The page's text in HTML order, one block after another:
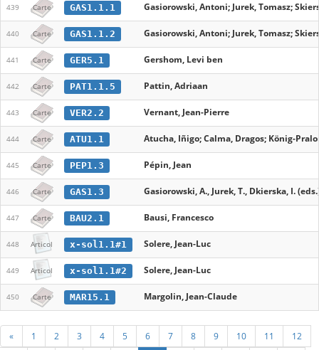
439 Carte GAS1.1.1 Gasiorowski, Antoni; Jurek, Tomasz;
440 Carte GAS1.1.2 Gasiorowski, Antoni; Jurek, Tomasz;
441 Carte GER5.1 Gershom, Levi ben
442 Carte PAT1.1.5 Pattin, Adriaan
443 Carte VER2.2 Vernant, Jean-Pierre
444 Carte ATU1.1 Atucha, Iñigo; Calma, Dragos; König-
445 Carte PEP1.3 Pépin, Jean
446 Carte GAS1.3 Gasiorowski, A., Jurek, T., Dkierska, I.
447 Carte BAU2.1 Bausi, Francesco
448 Articol x-sol1.1#1 Solere, Jean-Luc
449 Articol x-sol1.1#2 Solere, Jean-Luc
450 Carte MAR15.1 Margolin, Jean-Claude
« 1 2 3 4 5 6 7 8 9 10 11 12